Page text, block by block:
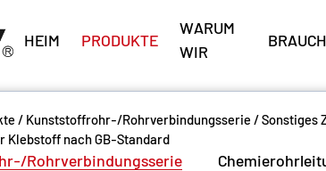
HEIM PRODUKTE
WARUM
WIR
BRAUCH
/ Kunststoffrohr-/Rohrverbindungsserie /Sonstiges
Klebstoff nach GB-Standard
Rohrverbindungsserie